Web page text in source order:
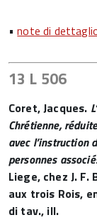
•note di
13 L 506
Coret, Jacques.
Chrétienne,
avec l’instruction
personnes
Liege, chez J.
aux trois Rois,
di tav., ill.